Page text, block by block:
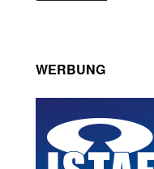
WERBUNG